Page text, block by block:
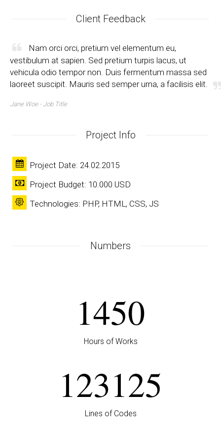
Client Feedback
Nam orci orci, pretium vel elementum eu,
vestibulum at sapien. Sed pretium turpis lacus, ut
vehicula odio tempor non. Duis fermentum massa sed
laoreet suscipit. Mauris sed semper urna, a facilisis elit.
Jane Woe - Job Title
Project Info
Project Date: 24.02.2015
Project Budget: 10.000 USD
Technologies: PHP, HTML, CSS, JS
Numbers
1450
Hours of Works
123125
Lines of Codes